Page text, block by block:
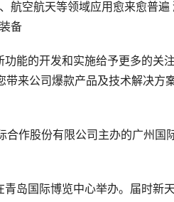
航空航天等领域应用愈来愈普
备
的开发和实施给予更多的关
来公司爆款产品及技术解决方
股份有限公司主办的广州国
国际博览中心举办。届时新